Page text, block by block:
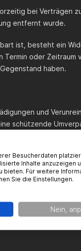
bei Verträgen
entfernt wurde.
ist, besteht ein
Termin oder
haben.
und
schützende
unfrei an uns
vorgenannten
wollen, dann
Besucherdaten
Inhalte anzuzeigen
Für weitere
Sie die Einstellungen.
Nein,